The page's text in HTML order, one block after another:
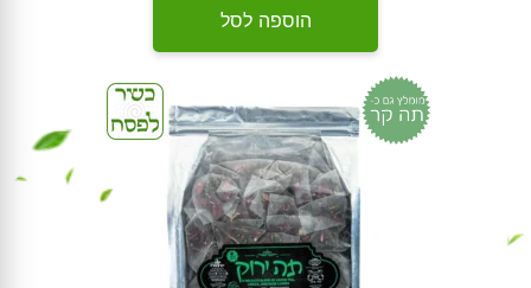
הוספה לסל